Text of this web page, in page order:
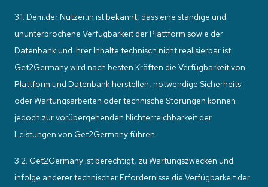
3.1. Dem:der Nutzer:in ist bekannt, dass eine ständige und
ununterbrochene Verfügbarkeit der Plattform sowie der
Datenbank und ihrer Inhalte technisch nicht realisierbar ist.
Get2Germany wird nach besten Kräften die Verfügbarkeit von
Plattform und Datenbank herstellen, notwendige Sicherheits-
oder Wartungsarbeiten oder technische Störungen können
jedoch zur vorübergehenden Nichterreichbarkeit der
Leistungen von Get2Germany führen.
3.2. Get2Germany ist berechtigt, zu Wartungszwecken und
infolge anderer technischer Erfordernisse die Verfügbarkeit der